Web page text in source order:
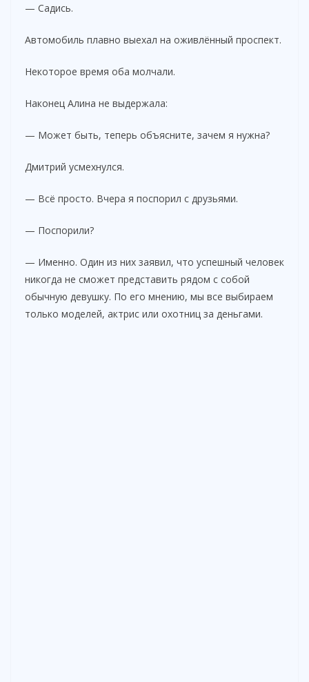
— Садись.
Автомобиль плавно выехал на оживлённый проспект.
Некоторое время оба молчали.
Наконец Алина не выдержала:
— Может быть, теперь объясните, зачем я нужна?
Дмитрий усмехнулся.
— Всё просто. Вчера я поспорил с друзьями.
— Поспорили?
— Именно. Один из них заявил, что успешный человек
никогда не сможет представить рядом с собой
обычную девушку. По его мнению, мы все выбираем
только моделей, актрис или охотниц за деньгами.